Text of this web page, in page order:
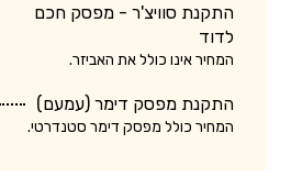
התקנת סוויצ'ר - מפסק חכם
לדוד
המחיר אינו כולל את האביזר.
התקנת מפסק דימר (עמעם)
המחיר כולל מפסק דימר סטנדרטי.